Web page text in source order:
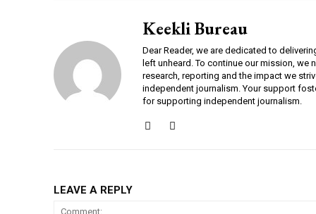
Keekli Bureau
Dear Reader, we are dedicated to
left unheard. To continue our mission, we
research, reporting and the impact we
independent journalism. Your support
for supporting independent journalism.
LEAVE A REPLY